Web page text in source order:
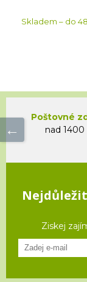
Skladem – do
Poštovné
nad 1400
Ziskej